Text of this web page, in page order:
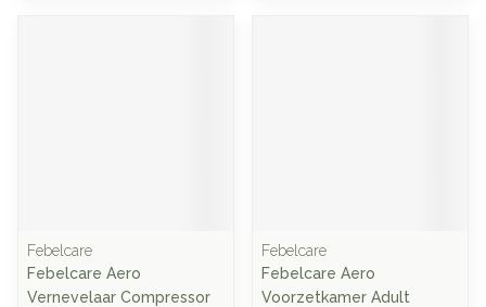
Febelcare
Febelcare Aero
Vernevelaar Compressor
Febelcare
Febelcare Aero
Voorzetkamer Adult